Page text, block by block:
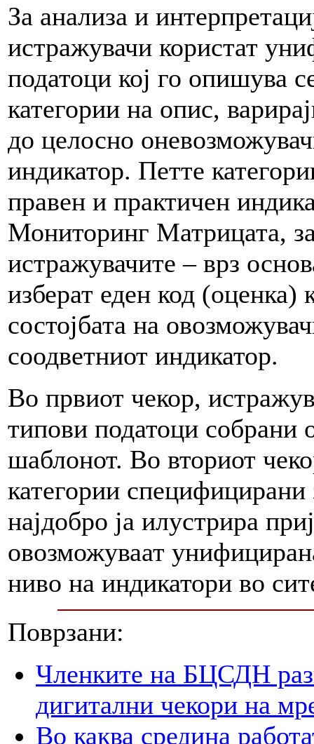
За анализа и
истражувачи користат
податоци кој го опишува
категории на опис,
до целосно
индикатор. Петте
правен и практичен
Мониторинг Матрицата,
истражувачите – врз
изберат еден код (оценка)
состојбата на
соодветниот индикатор.
Во првиот чекор,
типови податоци собрани
шаблонот. Во вториот
категории специфицирани
најдобро ја илустрира
овозможуваат
ниво на индикатори во
Поврзани:
Членките на БЦСДН
дигитални чекори на
Во каква средина